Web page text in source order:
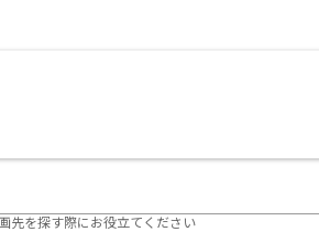
先を探す際にお役立てください